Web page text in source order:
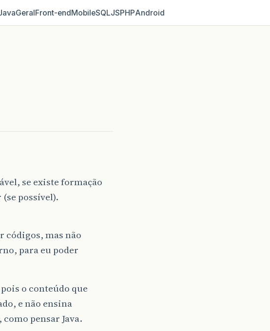
GeralFront‑endMobileSQLJSPHPAndroid
se existe formação
possível).
códigos, mas não
para eu poder
o conteúdo que
e não ensina
pensar Java.